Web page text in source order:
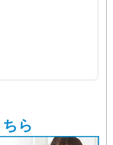
ら